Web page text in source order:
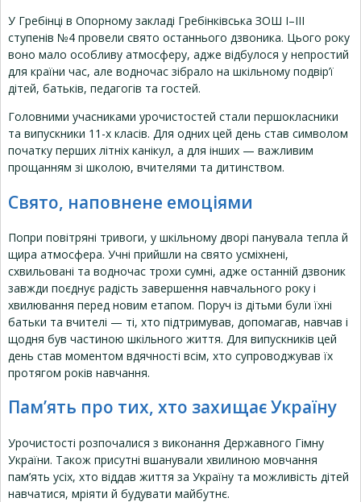
У Гребінці в Опорному закладі Гребінківська ЗОШ І–ІІІ
ступенів №4 провели свято останнього дзвоника. Цього року
воно мало особливу атмосферу, адже відбулося у непростий
для країни час, але водночас зібрало на шкільному подвір’ї
дітей, батьків, педагогів та гостей.
Головними учасниками урочистостей стали першокласники
та випускники 11-х класів. Для одних цей день став символом
початку перших літніх канікул, а для інших — важливим
прощанням зі школою, вчителями та дитинством.
Свято, наповнене емоціями
Попри повітряні тривоги, у шкільному дворі панувала тепла й
щира атмосфера. Учні прийшли на свято усміхнені,
схвильовані та водночас трохи сумні, адже останній дзвоник
завжди поєднує радість завершення навчального року і
хвилювання перед новим етапом. Поруч із дітьми були їхні
батьки та вчителі — ті, хто підтримував, допомагав, навчав і
щодня був частиною шкільного життя. Для випускників цей
день став моментом вдячності всім, хто супроводжував їх
протягом років навчання.
Пам’ять про тих, хто захищає Україну
Урочистості розпочалися з виконання Державного Гімну
України. Також присутні вшанували хвилиною мовчання
пам’ять усіх, хто віддав життя за Україну та можливість дітей
навчатися, мріяти й будувати майбутнє.